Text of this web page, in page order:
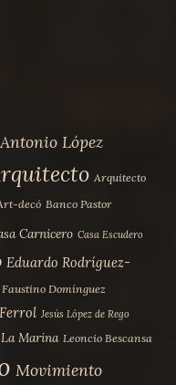
Antonio López
Arquitecto
decó Banco Pastor
Carnicero Casa Escudero
Eduardo Rodríguez-
Faustino Domínguez
Ferrol Jesús López de Rego
La Marina Leoncio Bescansa
Movimiento